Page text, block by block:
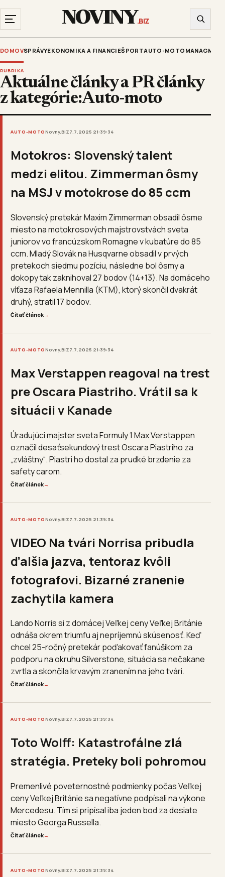
NOVINY.BIZ
DOMOVSPRÁVYEKONOMIKA A FINANCIEŠPORTAUTO-MOTO
RUBRIKA
Aktuálne články a PR články
z kategórie:Auto-moto
AUTO-MOTONovny.BIZ7.7.2025 21:39:34
Motokros: Slovenský talent
medzi elitou. Zimmerman ôsmy
na MSJ v motokrose do 85 ccm
Slovenský pretekár Maxim Zimmerman obsadil ôsme
miesto na motokrosových majstrovstvách sveta
juniorov vo francúzskom Romagne v kubatúre do 85
ccm. Mladý Slovák na Husqvarne obsadil v prvých
pretekoch siedmu pozíciu, následne bol ôsmy a
dokopy tak zaknihoval 27 bodov (14+13). Na domáceho
víťaza Rafaela Mennilla (KTM), ktorý skončil dvakrát
druhý, stratil 17 bodov.
Čítať článok→
AUTO-MOTONovny.BIZ7.7.2025 21:39:34
Max Verstappen reagoval na trest
pre Oscara Piastriho. Vrátil sa k
situácii v Kanade
Úradujúci majster sveta Formuly 1 Max Verstappen
označil desaťsekundový trest Oscara Piastriho za
„zvláštny“. Piastri ho dostal za prudké brzdenie za
safety carom.
Čítať článok→
AUTO-MOTONovny.BIZ7.7.2025 21:39:34
VIDEO Na tvári Norrisa pribudla
ďalšia jazva, tentoraz kvôli
fotografovi. Bizarné zranenie
zachytila kamera
Lando Norris si z domácej Veľkej ceny Veľkej Británie
odnáša okrem triumfu aj nepríjemnú skúsenosť. Keď
chcel 25-ročný pretekár poďakovať fanúšikom za
podporu na okruhu Silverstone, situácia sa nečakane
zvrtla a skončila krvavým zranením na jeho tvári.
Čítať článok→
AUTO-MOTONovny.BIZ7.7.2025 21:39:34
Toto Wolff: Katastrofálne zlá
stratégia. Preteky boli pohromou
Premenlivé poveternostné podmienky počas Veľkej
ceny Veľkej Británie sa negatívne podpísali na výkone
Mercedesu. Tím si pripísal iba jeden bod za desiate
miesto Georga Russella.
Čítať článok→
AUTO-MOTONovny.BIZ7.7.2025 21:39:34